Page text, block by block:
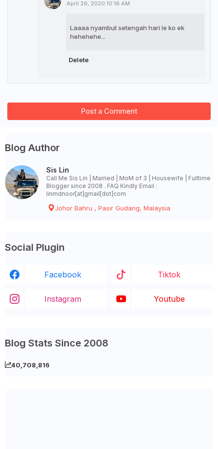
April 26, 2020 10:16 AM
Laaaa nyambut setengah hari le ko ek
hehehehe...
Delete
Post a Comment
Blog Author
Sis Lin
Call Me Sis Lin | Married | MoM of 3 | Housewife | Fulltime
Blogger since 2008 . FAQ Kindly Email :
linmdnoor[at]gmail[dot]com
Johor Bahru , Pasir Gudang, Malaysia
Social Plugin
Facebook Tiktok
Instagram Youtube
Blog Stats Since 2008
40,708,816